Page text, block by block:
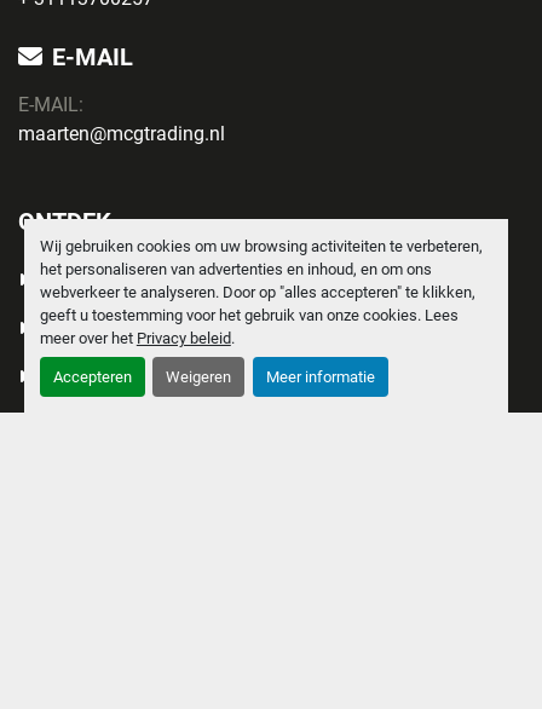
Wij gebruiken cookies om uw browsing activiteiten te verbeteren,
het personaliseren van advertenties en inhoud, en om ons
webverkeer te analyseren. Door op "alles accepteren" te klikken,
geeft u toestemming voor het gebruik van onze cookies. Lees
meer over het Privacy beleid.
Accepteren Weigeren Meer informatie
E-MAIL
E-MAIL:
maarten@mcgtrading.nl
ONTDEK
PRODUCTEN
VERKOCHT
OVER ONS